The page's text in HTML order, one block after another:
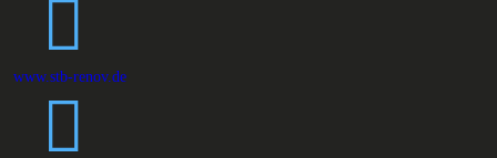
www.stb-renov.de